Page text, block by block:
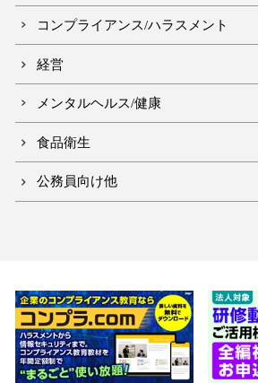
コンプライアンス/ハラスメント
経営
メンタルヘルス/健康
食品衛生
公務員向け他